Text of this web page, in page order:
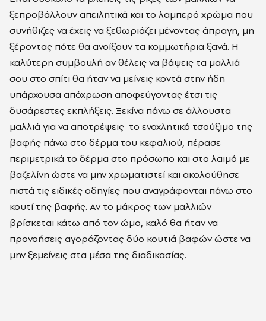
ξεπροβάλλουν απειλητικά και το λαμπερό χρώμα που
συνήθιζες να έχεις να ξεθωριάζει μένοντας άπραγη, μη
ξέροντας πότε θα ανοίξουν τα κομμωτήρια ξανά. Η
καλύτερη συμβουλή αν θέλεις να βάψεις τα μαλλιά
σου στο σπίτι θα ήταν να μείνεις κοντά στην ήδη
υπάρχουσα απόχρωση αποφεύγοντας έτσι τις
δυσάρεστες εκπλήξεις. Ξεκίνα πάνω σε άλλουστα
μαλλιά για να αποτρέψεις το ενοχλητικό τσούξιμο της
βαφής πάνω στο δέρμα του κεφαλιού, πέρασε
περιμετρικά το δέρμα στο πρόσωπο και στο λαιμό με
βαζελίνη ώστε να μην χρωματιστεί και ακολούθησε
πιστά τις ειδικές οδηγίες που αναγράφονται πάνω στο
κουτί της βαφής. Αν το μάκρος των μαλλιών
βρίσκεται κάτω από τον ώμο, καλό θα ήταν να
προνοήσεις αγοράζοντας δύο κουτιά βαφών ώστε να
μην ξεμείνεις στα μέσα της διαδικασίας.